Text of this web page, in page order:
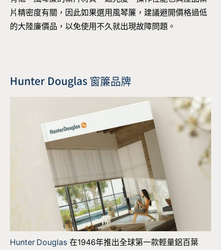
片精密度有關，因此如果選用風琴簾，建議避開價格過低
的大陸廉價品，以免使用不久就出現故障問題。
Hunter Douglas 窗簾品牌
Hunter Douglas 在1946年推出全球第一款輕量鋁百葉